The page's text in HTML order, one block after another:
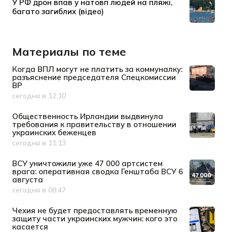
Материалы по теме
Когда ВПЛ могут не платить за коммуналку:
разъяснение председателя Спецкомиссии
ВР
Дата публикации
сегодня в 12:10
Общественность Ирландии выдвинула
требования к правительству в отношении
украинских беженцев
Дата публикации
сегодня в 11:13
ВСУ уничтожили уже 47 000 артсистем
врага: оперативная сводка Генштаба ВСУ 6
августа
Дата публикации
сегодня в 08:47
Чехия не будет предоставлять временную
защиту части украинских мужчин: кого это
касается